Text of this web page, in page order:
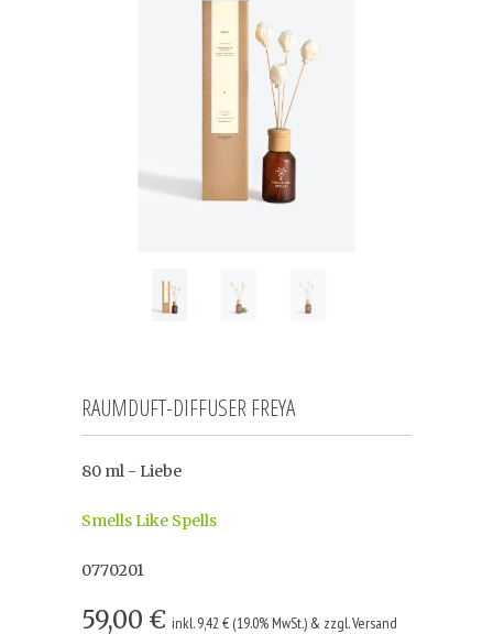
RAUMDUFT-DIFFUSER FREYA
80 ml - Liebe
Smells Like Spells
0770201
59,00 € inkl. 9,42 € (19.0% MwSt.) & zzgl. Versand